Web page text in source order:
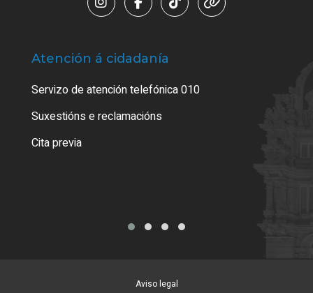
Atención á cidadanía
Servizo de atención telefónica 010
Suxestións e reclamacións
Cita previa
Aviso legal